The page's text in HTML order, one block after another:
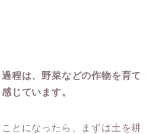
過程は、野菜などの作物を育て
じています。
とになったら、まずは土を耕